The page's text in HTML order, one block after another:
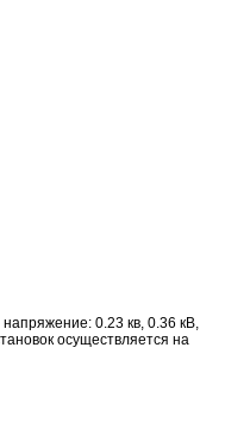
0.23 кв, 0.36 кВ,
осуществляется на